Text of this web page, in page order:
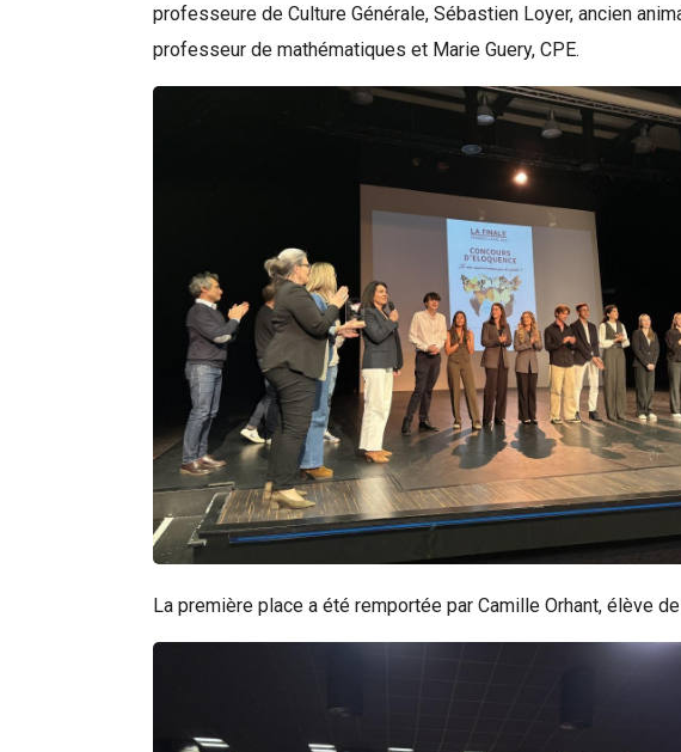
professeure de Culture Générale, Sébastien Loyer, ancien
professeur de mathématiques et Marie Guery, CPE.
La première place a été remportée par Camille Orhant, élève